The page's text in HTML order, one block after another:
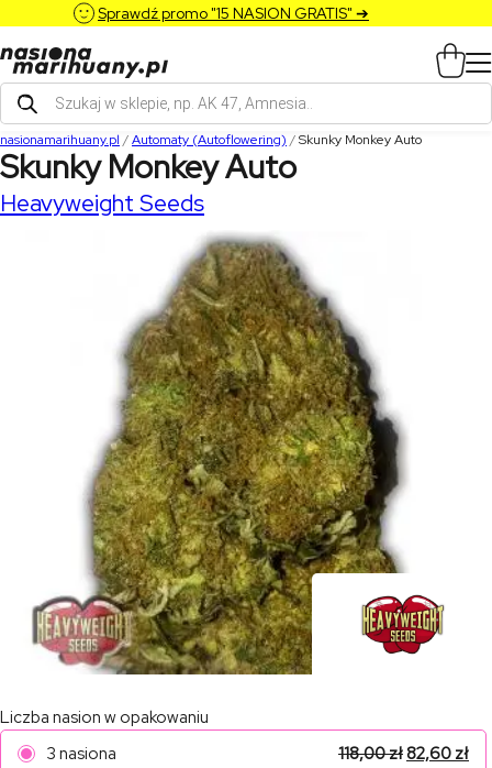
Sprawdź promo "15 NASION GRATIS" ➔
Wyszukiwarka
produktów
nasionamarihuany.pl /Automaty (Autoflowering) /Skunky Monkey Auto
Skunky Monkey Auto
Heavyweight Seeds
Liczba nasion w opakowaniu
3 nasiona
118,00zł82,60 zł